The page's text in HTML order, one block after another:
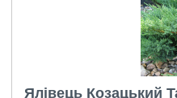
Ялівець Козацький